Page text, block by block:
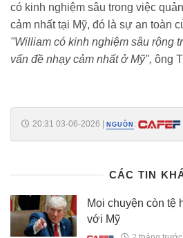
có kinh nghiệm sâu trong việc
cảm nhất tại Mỹ, đó là sự an toàn
"William có kinh nghiệm sâu rộng
vấn đề nhạy cảm nhất ở Mỹ", ông
20:31 03-06-2026 NGUỒN :
CÁC TIN
Mọi chuyện còn tệ
với Mỹ